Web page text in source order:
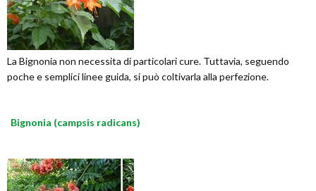
La Bignonia non necessita di particolari cure. Tuttavia, seguendo
poche e semplici linee guida, si può coltivarla alla perfezione.
Bignonia (campsis radicans)